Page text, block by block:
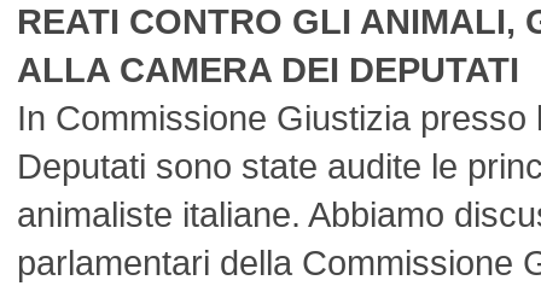
REATI CONTRO GLI ANIMALI,
ALLA CAMERA DEI DEPUTATI
In Commissione Giustizia presso
Deputati sono state audite le
animaliste italiane. Abbiamo
parlamentari della Commissione